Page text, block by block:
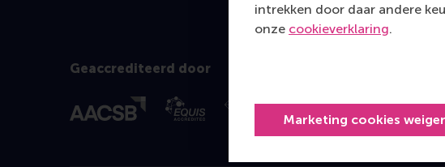
intrekken door daar andere
onze cookieverklaring.
Marketing cookies
Geaccrediteerd door